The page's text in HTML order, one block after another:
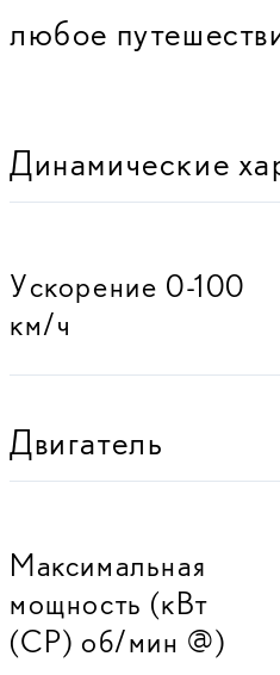
любое
Динамические
Ускорение 0-100
км/ч
Двигатель
Максимальная
мощность (кВт
(CP) об/мин @)